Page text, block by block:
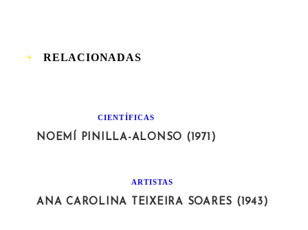
RELACIONADAS
CIENTÍFICAS
NOEMÍ PINILLA-ALONSO (1971)
ARTISTAS
ANA CAROLINA TEIXEIRA SOARES (1943)